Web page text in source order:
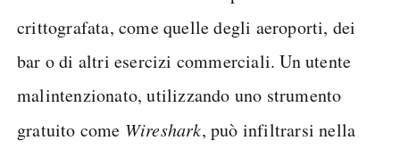
crittografata, come quelle degli aeroporti, dei
bar o di altri esercizi commerciali. Un utente
malintenzionato, utilizzando uno strumento
gratuito come Wireshark, può infiltrarsi nella